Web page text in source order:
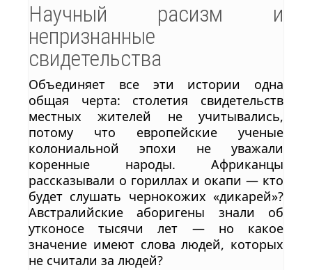
Научный расизм и
непризнанные
свидетельства
Объединяет все эти истории одна
общая черта: столетия свидетельств
местных жителей не учитывались,
потому что европейские ученые
колониальной эпохи не уважали
коренные народы. Африканцы
рассказывали о гориллах и окапи — кто
будет слушать чернокожих «дикарей»?
Австралийские аборигены знали об
утконосе тысячи лет — но какое
значение имеют слова людей, которых
не считали за людей?